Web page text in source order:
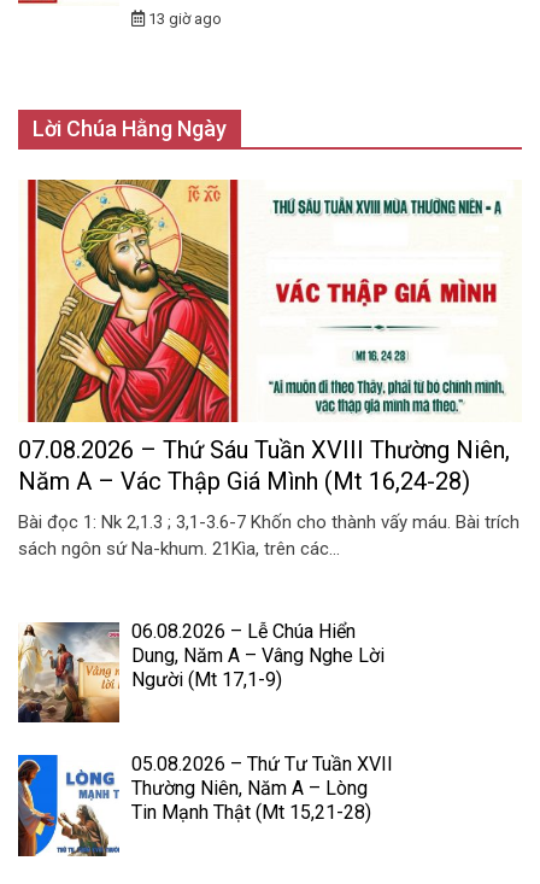
13 giờ ago
Lời Chúa Hằng Ngày
07.08.2026 – Thứ Sáu Tuần XVIII Thường Niên,
Năm A – Vác Thập Giá Mình (Mt 16,24-28)
Bài đọc 1: Nk 2,1.3 ; 3,1-3.6-7 Khốn cho thành vấy máu. Bài trích
sách ngôn sứ Na-khum. 21Kìa, trên các...
06.08.2026 – Lễ Chúa Hiển
Dung, Năm A – Vâng Nghe Lời
Người (Mt 17,1-9)
05.08.2026 – Thứ Tư Tuần XVII
Thường Niên, Năm A – Lòng
Tin Mạnh Thật (Mt 15,21-28)